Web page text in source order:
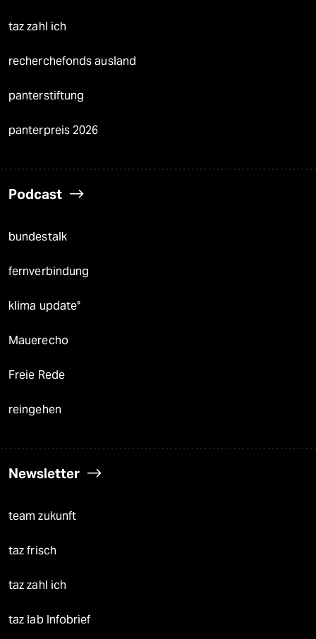
taz zahl ich
recherchefonds ausland
panterstiftung
panterpreis 2026
Podcast
bundestalk
fernverbindung
klima update°
Mauerecho
Freie Rede
reingehen
Newsletter
team zukunft
taz frisch
taz zahl ich
taz lab Infobrief